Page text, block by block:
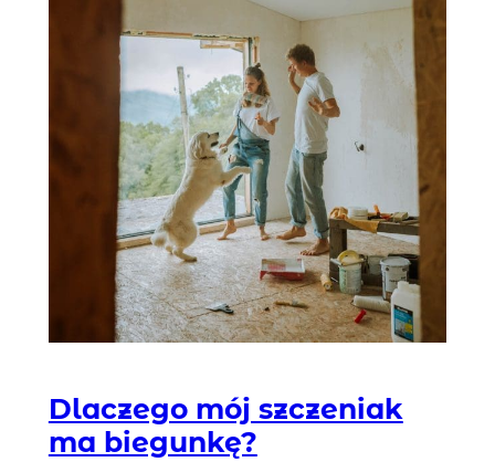
Dlaczego mój szczeniak
ma biegunkę?